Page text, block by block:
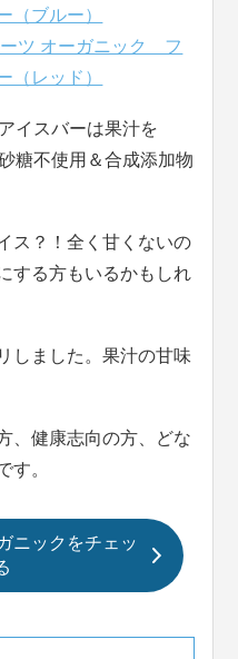
（ブルー）
ーツ オーガニック フ
（レッド）
イスバーは果汁を
糖不使用＆合成添加物
ス？！全く甘くないの
する方もいるかもしれ
しました。果汁の甘味
、健康志向の方、どな
す。
ニックをチェッ